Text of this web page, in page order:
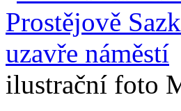
ilustrační foto